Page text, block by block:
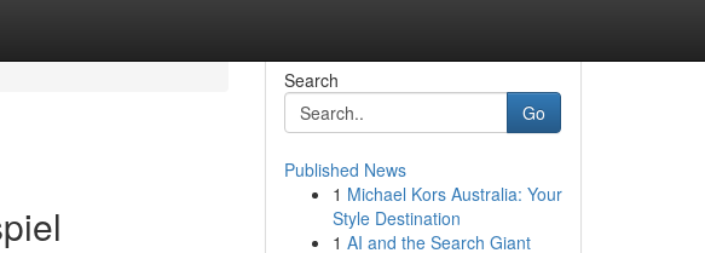
Search
Go
Published News
1 Michael Kors Australia: Your
Style Destination
1 AI and the Search Giant